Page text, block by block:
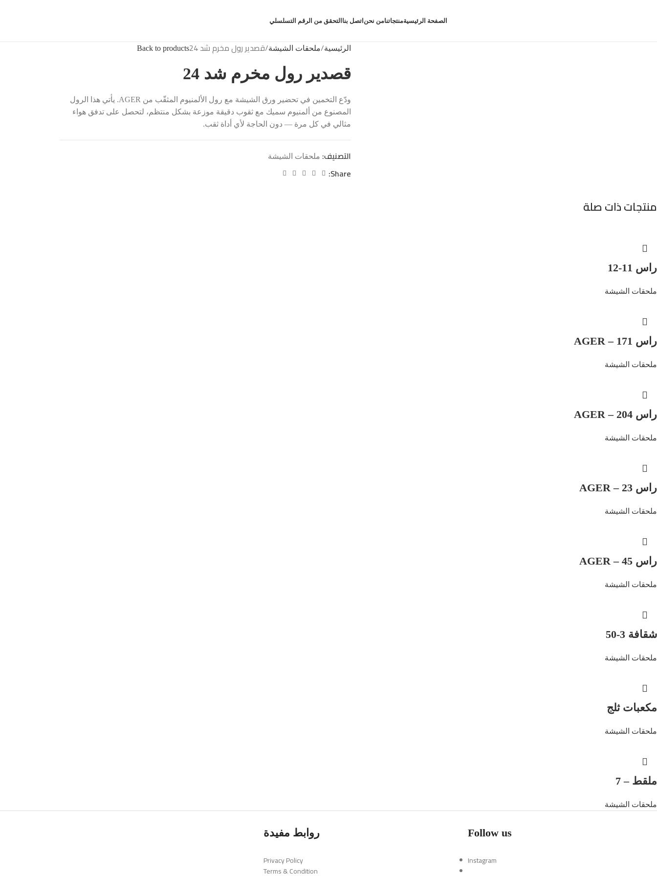
الصفحة الرئيسيةمنتجاتنامن نحن اتصل بنا التحقق من الرقم التسلسلي
الرئيسية ملحقات الشيشة قصدير رول مخرم شد 24 Back to products
قصدير رول مخرم شد 24
ودّع التخمين في تحضير ورق الشيشة مع رول الألمنيوم المثقّب من AGER. يأتي هذا الرول
المصنوع من ألمنيوم سميك مع ثقوب دقيقة موزعة بشكل منتظم، لتحصل على تدفق هواء
مثالي في كل مرة — دون الحاجة لأي أداة ثقب.
التصنيف: ملحقات الشيشة
Share:
منتجات ذات صلة
راس 11-12
ملحقات الشيشة
راس AGER – 171
ملحقات الشيشة
راس AGER – 204
ملحقات الشيشة
راس AGER – 23
ملحقات الشيشة
راس AGER – 45
ملحقات الشيشة
شقافة 3-50
ملحقات الشيشة
مكعبات ثلج
ملحقات الشيشة
ملقط – 7
ملحقات الشيشة
روابط مفيدة
Privacy Policy
Terms & Condition
Follow us
Instagram